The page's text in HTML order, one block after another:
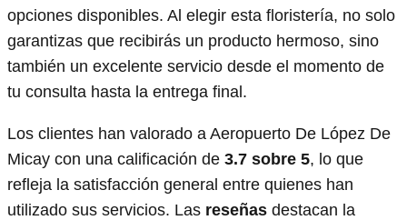
opciones disponibles. Al elegir esta floristería, no solo
garantizas que recibirás un producto hermoso, sino
también un excelente servicio desde el momento de
tu consulta hasta la entrega final.
Los clientes han valorado a Aeropuerto De López De
Micay con una calificación de 3.7 sobre 5, lo que
refleja la satisfacción general entre quienes han
utilizado sus servicios. Las reseñas destacan la